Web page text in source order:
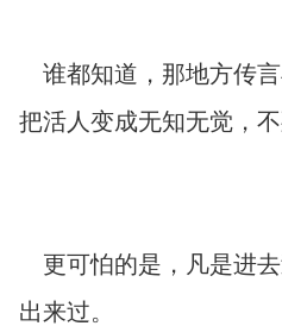
谁都知道，那地方传
把活人变成无知无觉，不
更可怕的是，凡是进
出来过。